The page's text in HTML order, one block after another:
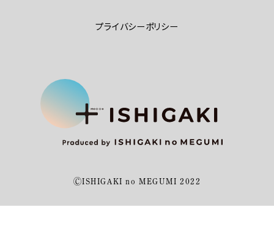
プライバシーポリシー
ⒸISHIGAKI no MEGUMI 2022